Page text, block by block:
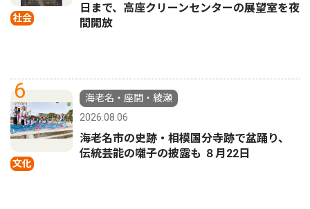
社会
日まで、高座クリーンセンターの展望室を夜
間開放
6
文化
海老名・座間・綾瀬
2026.08.06
海老名市の史跡・相模国分寺跡で盆踊り、
伝統芸能の囃子の披露も ８月22日